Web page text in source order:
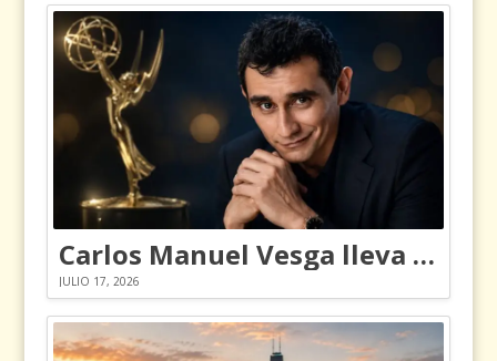
Carlos Manuel Vesga lleva el nombre de Colombia a los Emmy
JULIO 17, 2026